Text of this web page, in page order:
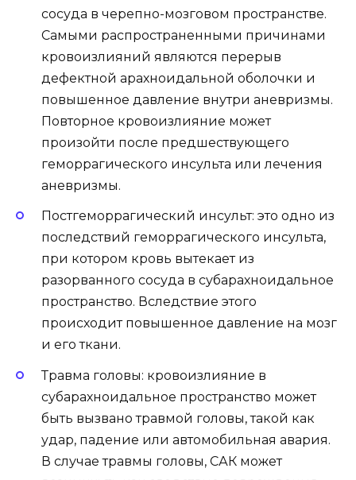
сосуда в черепно-мозговом пространстве.
Самыми распространенными причинами
кровоизлияний являются перерыв
дефектной арахноидальной оболочки и
повышенное давление внутри аневризмы.
Повторное кровоизлияние может
произойти после предшествующего
геморрагического инсульта или лечения
аневризмы.
Постгеморрагический инсульт: это одно из
последствий геморрагического инсульта,
при котором кровь вытекает из
разорванного сосуда в субарахноидальное
пространство. Вследствие этого
происходит повышенное давление на мозг
и его ткани.
Травма головы: кровоизлияние в
субарахноидальное пространство может
быть вызвано травмой головы, такой как
удар, падение или автомобильная авария.
В случае травмы головы, САК может